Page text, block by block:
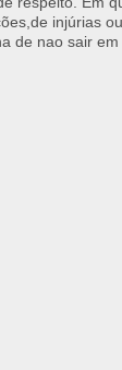
injúrias
de nao sair em